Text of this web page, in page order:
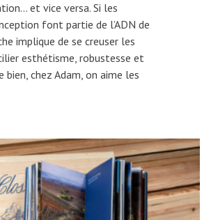
et vice versa. Si les
font partie de l’ADN de
implique de se creuser les
esthétisme, robustesse et
bien, chez Adam, on aime les